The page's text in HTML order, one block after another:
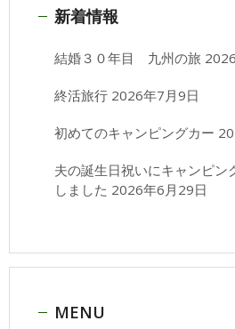
新着情報
結婚３０年目 九州の旅
終活旅行 2026年7月9日
初めてのキャンピングカー
夫の誕生日祝いにキャンピン
しました 2026年6月29日
MENU